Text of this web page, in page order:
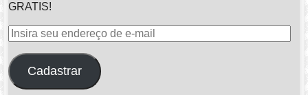
GRATIS!
Insira
endereço
de
Cadastrar